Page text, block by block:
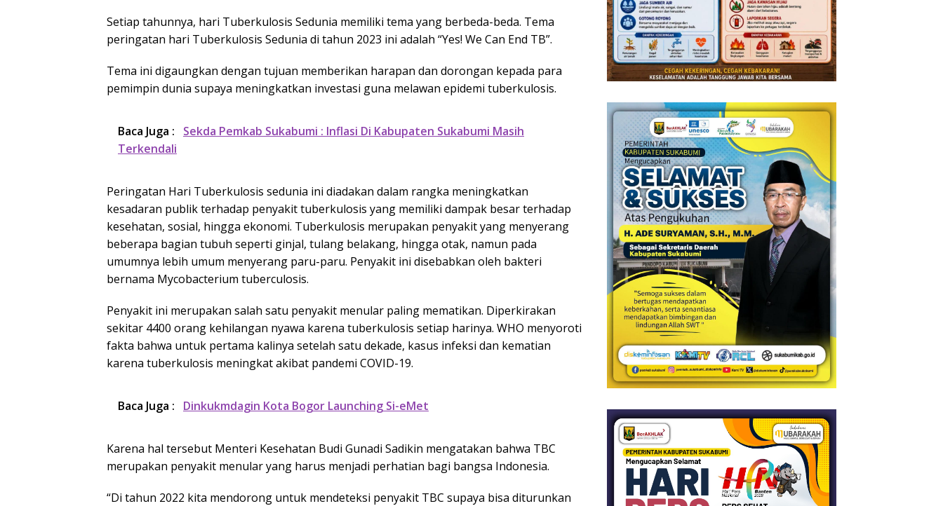
Setiap tahunnya, hari Tuberkulosis Sedunia memiliki tema yang berbeda-beda. Tema
peringatan hari Tuberkulosis Sedunia di tahun 2023 ini adalah “Yes! We Can End TB”.
Tema ini digaungkan dengan tujuan memberikan harapan dan dorongan kepada para
pemimpin dunia supaya meningkatkan investasi guna melawan epidemi tuberkulosis.
Baca Juga :
Sekda Pemkab Sukabumi : Inflasi Di Kabupaten Sukabumi Masih
Terkendali
Peringatan Hari Tuberkulosis sedunia ini diadakan dalam rangka meningkatkan
kesadaran publik terhadap penyakit tuberkulosis yang memiliki dampak besar terhadap
kesehatan, sosial, hingga ekonomi. Tuberkulosis merupakan penyakit yang menyerang
beberapa bagian tubuh seperti ginjal, tulang belakang, hingga otak, namun pada
umumnya lebih umum menyerang paru-paru. Penyakit ini disebabkan oleh bakteri
bernama Mycobacterium tuberculosis.
Penyakit ini merupakan salah satu penyakit menular paling mematikan. Diperkirakan
sekitar 4400 orang kehilangan nyawa karena tuberkulosis setiap harinya. WHO menyoroti
fakta bahwa untuk pertama kalinya setelah satu dekade, kasus infeksi dan kematian
karena tuberkulosis meningkat akibat pandemi COVID-19.
Baca Juga : Dinkukmdagin Kota Bogor Launching Si-eMet
Karena hal tersebut Menteri Kesehatan Budi Gunadi Sadikin mengatakan bahwa TBC
merupakan penyakit menular yang harus menjadi perhatian bagi bangsa Indonesia.
“Di tahun 2022 kita mendorong untuk mendeteksi penyakit TBC supaya bisa diturunkan